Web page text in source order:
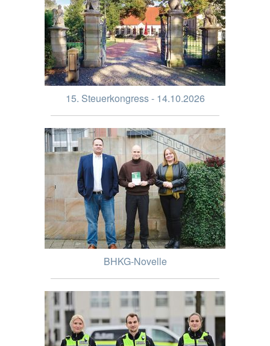
15. Steuerkongress - 14.10.2026
BHKG-Novelle